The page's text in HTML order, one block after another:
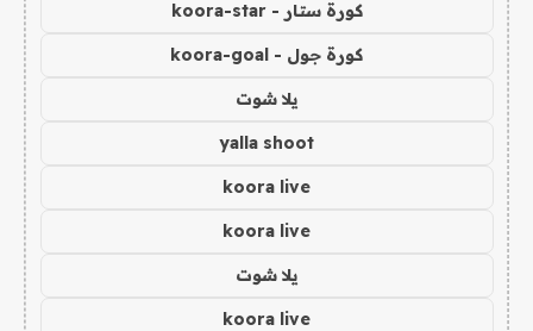
كورة ستار - koora-star
كورة جول - koora-goal
يلا شوت
yalla shoot
koora live
koora live
يلا شوت
koora live